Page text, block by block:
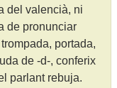
del valencià, ni
de pronunciar
portada,
de -d-, conferix
parlant rebuja.